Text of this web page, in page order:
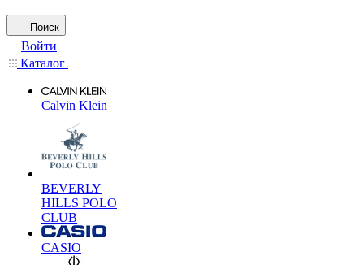
Поиск
Войти
Каталог
Calvin Klein
BEVERLY
HILLS POLO
CLUB
CASIO